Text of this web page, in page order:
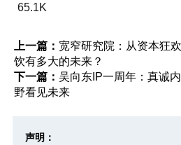
65.1K
上一篇： 宽窄研究院：从资本狂
饮有多大的未来？
下一篇： 吴向东IP一周年：真诚
野看见未来
声明：